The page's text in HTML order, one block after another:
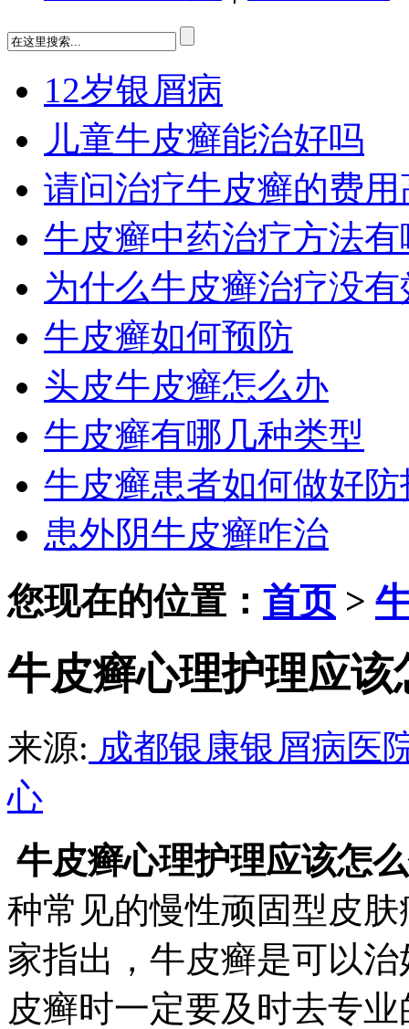
12岁银屑病
儿童牛皮癣能治好吗
请问治疗牛皮癣的费用
牛皮癣中药治疗方法有
为什么牛皮癣治疗没有
牛皮癣如何预防
头皮牛皮癣怎么办
牛皮癣有哪几种类型
牛皮癣患者如何做好防
患外阴牛皮癣咋治
您现在的位置： 首页>
牛皮癣心理护理应该
来源: 成都银康银屑病医
心
牛皮癣心理护理应该怎
种常见的慢性顽固型皮肤
家指出，牛皮癣是可以
皮癣时一定要及时去专